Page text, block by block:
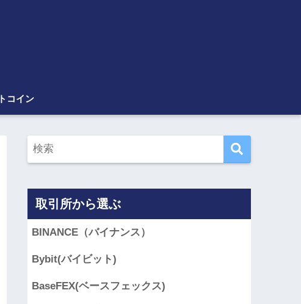
コイン
取引所から選ぶ
BINANCE（バイナンス）
Bybit(バイビット)
BaseFEX(ベースフェックス)